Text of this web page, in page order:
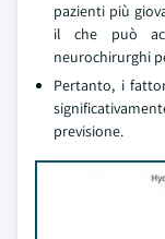
pazienti più
il che può
neurochirurghi
Pertanto, i
previsione.